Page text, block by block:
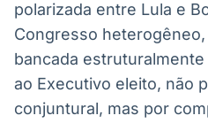
polarizada entre Lula e
Congresso
bancada
ao Executivo eleito, não
conjuntural, mas por